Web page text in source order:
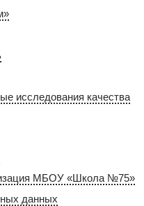
исследования качества
МБОУ «Школа №75»
данных